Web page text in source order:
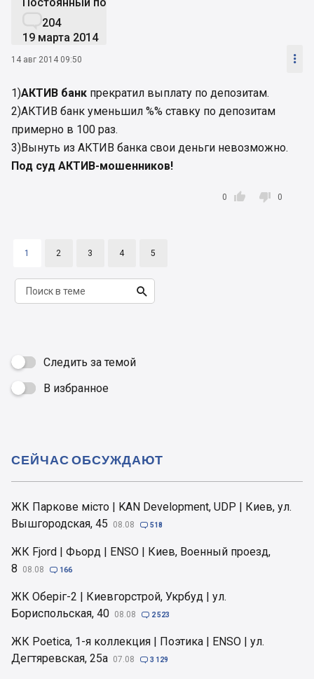
Постоянный пользователь
204
19 марта 2014
14 авг 2014 09:50 
1)АКТИВ банк прекратил выплату по депозитам.
2)АКТИВ банк уменьшил %% ставку по депозитам
примерно в 100 раз.
3)Вынуть из АКТИВ банка свои деньги невозможно.
Под суд АКТИВ-мошенников!

0  0
1 2 3 4 5

Следить за темой
 В избранное
ЖК Паркове місто | KAN Development, UDP | Киев, ул.
Вышгородская, 45
08.08  518
ЖК Fjord | Фьорд | ENSO | Киев, Военный проезд,
8
08.08  166
ЖК Оберіг-2 | Киевгорстрой, Укрбуд | ул.
Бориспольская, 40 08.08  2 523
ЖК Poetica, 1-я коллекция | Поэтика | ENSO | ул.
Дегтяревская, 25а 07.08  3 129
СЕЙЧАС ОБСУЖДАЮТ